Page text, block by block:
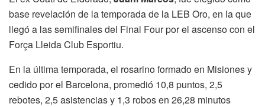
base revelación de la temporada de la LEB Oro, en la que
llegó a las semifinales del Final Four por el ascenso con el
Força Lleida Club Esportiu.
En la última temporada, el rosarino formado en Misiones y
cedido por el Barcelona, promedió 10,8 puntos, 2,5
rebotes, 2,5 asistencias y 1,3 robos en 26,28 minutos